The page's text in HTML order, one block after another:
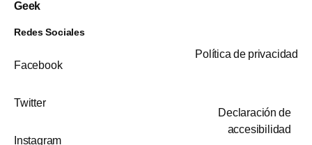
Geek
Redes Sociales
Facebook
Twitter
Instagram
Política de privacidad
Declaración de
accesibilidad